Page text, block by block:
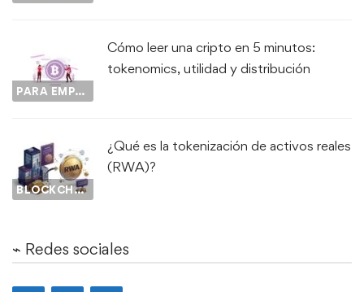
PARA EMPEZAR...
Cómo leer una cripto en 5 minutos:
tokenomics, utilidad y distribución
BLOCKCHAIN
¿Qué es la tokenización de activos reales
(RWA)?
⌁ Redes sociales